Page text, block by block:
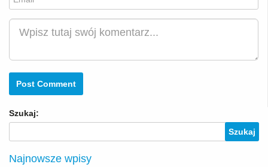
Komentarz
Szukaj:
Najnowsze wpisy